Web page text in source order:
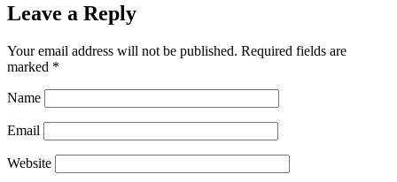
Leave a Reply
Your email address will not be published. Required fields are
marked *
Name
Email
Website